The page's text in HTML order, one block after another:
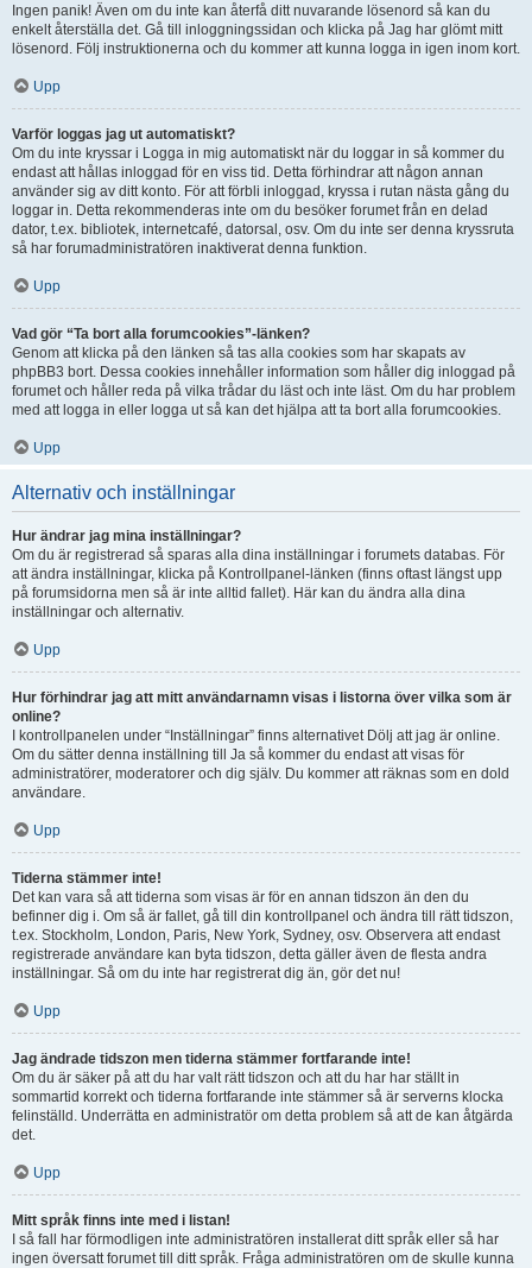
Ingen panik! Även om du inte kan återfå ditt nuvarande lösenord så kan du
enkelt återställa det. Gå till inloggningssidan och klicka på Jag har glömt mitt
lösenord. Följ instruktionerna och du kommer att kunna logga in igen inom kort.
Upp
Varför loggas jag ut automatiskt?
Om du inte kryssar i Logga in mig automatiskt när du loggar in så kommer du
endast att hållas inloggad för en viss tid. Detta förhindrar att någon annan
använder sig av ditt konto. För att förbli inloggad, kryssa i rutan nästa gång du
loggar in. Detta rekommenderas inte om du besöker forumet från en delad
dator, t.ex. bibliotek, internetcafé, datorsal, osv. Om du inte ser denna kryssruta
så har forumadministratören inaktiverat denna funktion.
Upp
Vad gör “Ta bort alla forumcookies”-länken?
Genom att klicka på den länken så tas alla cookies som har skapats av
phpBB3 bort. Dessa cookies innehåller information som håller dig inloggad på
forumet och håller reda på vilka trådar du läst och inte läst. Om du har problem
med att logga in eller logga ut så kan det hjälpa att ta bort alla forumcookies.
Upp
Alternativ och inställningar
Hur ändrar jag mina inställningar?
Om du är registrerad så sparas alla dina inställningar i forumets databas. För
att ändra inställningar, klicka på Kontrollpanel-länken (finns oftast längst upp
på forumsidorna men så är inte alltid fallet). Här kan du ändra alla dina
inställningar och alternativ.
Upp
Hur förhindrar jag att mitt användarnamn visas i listorna över vilka som är
online?
I kontrollpanelen under “Inställningar” finns alternativet Dölj att jag är online.
Om du sätter denna inställning till Ja så kommer du endast att visas för
administratörer, moderatorer och dig själv. Du kommer att räknas som en dold
användare.
Upp
Tiderna stämmer inte!
Det kan vara så att tiderna som visas är för en annan tidszon än den du
befinner dig i. Om så är fallet, gå till din kontrollpanel och ändra till rätt tidszon,
t.ex. Stockholm, London, Paris, New York, Sydney, osv. Observera att endast
registrerade användare kan byta tidszon, detta gäller även de flesta andra
inställningar. Så om du inte har registrerat dig än, gör det nu!
Upp
Jag ändrade tidszon men tiderna stämmer fortfarande inte!
Om du är säker på att du har valt rätt tidszon och att du har har ställt in
sommartid korrekt och tiderna fortfarande inte stämmer så är serverns klocka
felinställd. Underrätta en administratör om detta problem så att de kan åtgärda
det.
Upp
Mitt språk finns inte med i listan!
I så fall har förmodligen inte administratören installerat ditt språk eller så har
ingen översatt forumet till ditt språk. Fråga administratören om de skulle kunna